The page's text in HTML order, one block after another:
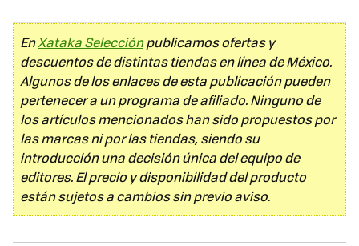
EnXataka Selecciónpublicamos ofertas y
descuentos de distintas tiendas en línea de México.
Algunos de los enlaces de esta publicación pueden
pertenecer a un programa de afiliado. Ninguno de
los artículos mencionados han sido propuestos por
las marcas ni por las tiendas, siendo su
introducción una decisión única del equipo de
editores. El precio y disponibilidad del producto
están sujetos a cambios sin previo aviso.